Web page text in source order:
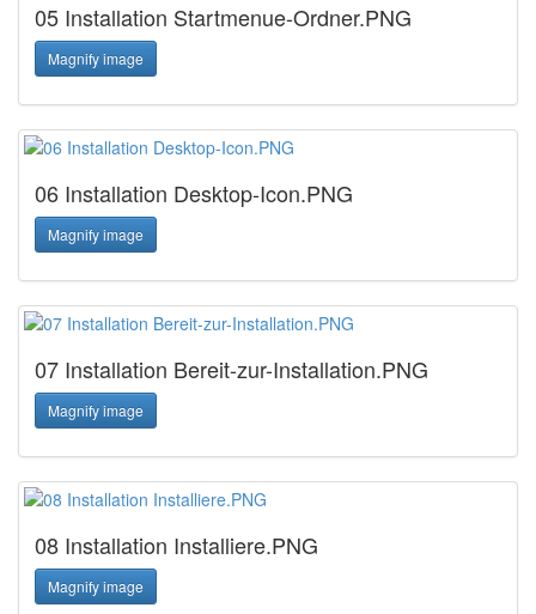
05 Installation Startmenue-Ordner.PNG
Magnify image
06 Installation Desktop-Icon.PNG
Magnify image
07 Installation Bereit-zur-Installation.PNG
Magnify image
08 Installation Installiere.PNG
Magnify image